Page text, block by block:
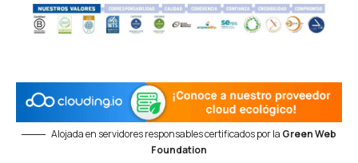
Alojada en servidores responsables certificados por la Green Web
Foundation